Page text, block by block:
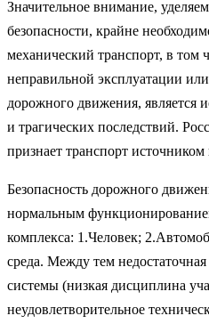
Значительное внимание,
безопасности, крайне
механический транспорт, в том
неправильной эксплуатации
дорожного движения, является
и трагических последствий.
признает транспорт
Безопасность дорожного
нормальным
комплекса: 1.Человек;
среда. Между тем
системы (низкая дисциплина
неудовлетворительное